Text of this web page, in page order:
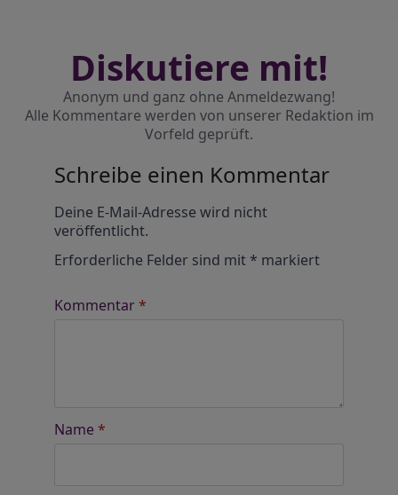
Diskutiere mit!
Anonym und ganz ohne Anmeldezwang!
Alle Kommentare werden von unserer Redaktion im
Vorfeld geprüft.
Schreibe einen Kommentar
Deine E-Mail-Adresse wird nicht
veröffentlicht.
Erforderliche Felder sind mit* markiert
Kommentar*
Name *